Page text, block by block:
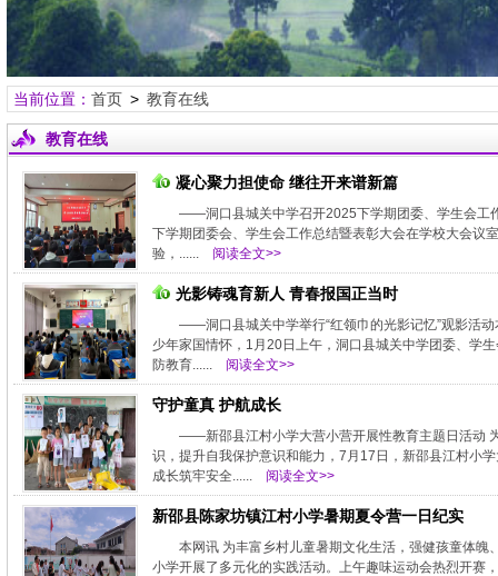
当前位置： 首页> 教育在线
教育在线
凝心聚力担使命 继往开来谱新篇
——洞口县城关中学召开2025下学期团委、学生会工
下学期团委会、学生会工作总结暨表彰大会在学校大会议
验，......
阅读全文>>
光影铸魂育新人 青春报国正当时
——洞口县城关中学举行“红领巾的光影记忆”观影活
少年家国情怀，1月20日上午，洞口县城关中学团委、学
防教育......
阅读全文>>
守护童真 护航成长
——新邵县江村小学大营小营开展性教育主题日活动
识，提升自我保护意识和能力，7月17日，新邵县江村小
成长筑牢安全......
阅读全文>>
新邵县陈家坊镇江村小学暑期夏令营一日纪实
本网讯 为丰富乡村儿童暑期文化生活，强健孩童体
小学开展了多元化的实践活动。上午趣味运动会热烈开赛